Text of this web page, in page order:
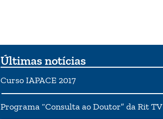
Últimas notícias
Curso IAPACE 2017
Programa “Consulta ao Doutor” da Rit TV